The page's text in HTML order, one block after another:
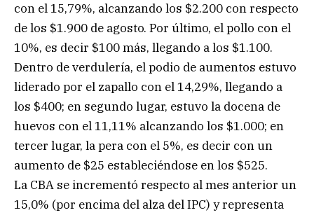
con el 15,79%, alcanzando los $2.200 con respecto
de los $1.900 de agosto. Por último, el pollo con el
10%, es decir $100 más, llegando a los $1.100.
Dentro de verdulería, el podio de aumentos estuvo
liderado por el zapallo con el 14,29%, llegando a
los $400; en segundo lugar, estuvo la docena de
huevos con el 11,11% alcanzando los $1.000; en
tercer lugar, la pera con el 5%, es decir con un
aumento de $25 estableciéndose en los $525.
La CBA se incrementó respecto al mes anterior un
15,0% (por encima del alza del IPC) y representa